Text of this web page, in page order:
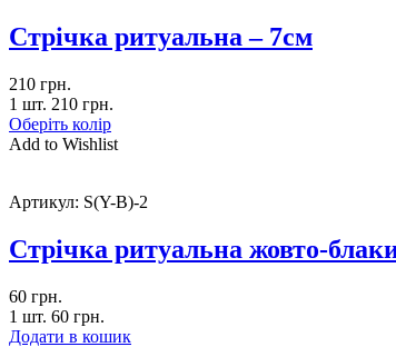
Стрічка ритуальна – 7см
210 грн.
1 шт. 210 грн.
Оберіть колір
Add to Wishlist
Артикул: S(Y-B)-2
Стрічка ритуальна жовто-
60 грн.
1 шт. 60 грн.
Додати в кошик